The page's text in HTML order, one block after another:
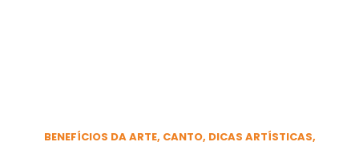
BENEFÍCIOS DA ARTE, CANTO, DICAS ARTÍSTICAS,